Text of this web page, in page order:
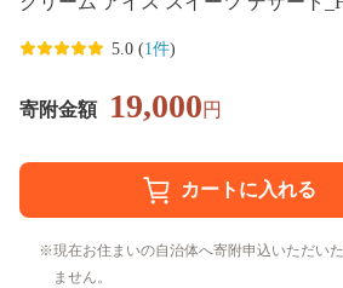
5.0 (1件)
寄附金額 19,000円
現在お住まいの自治体へ寄附申込いただい
ません。